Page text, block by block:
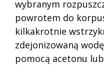
wybranym
powrotem do
kilkakrotnie
zdejonizowaną
pomocą acetonu